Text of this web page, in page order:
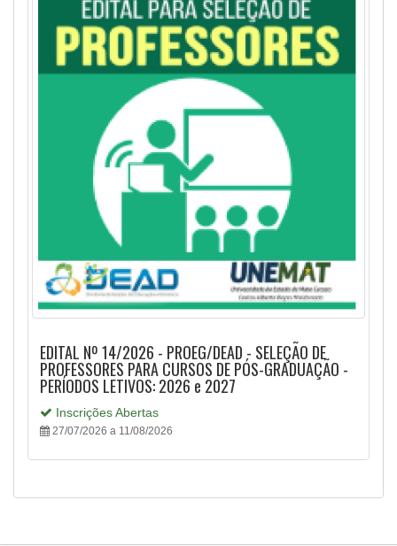
EDITAL Nº 14/2026 - PROEG/DEAD - SELEÇÃO DE
PROFESSORES PARA CURSOS DE PÓS-GRADUAÇÃO -
PERÍODOS LETIVOS: 2026 e 2027
Inscrições Abertas
27/07/2026 a 11/08/2026